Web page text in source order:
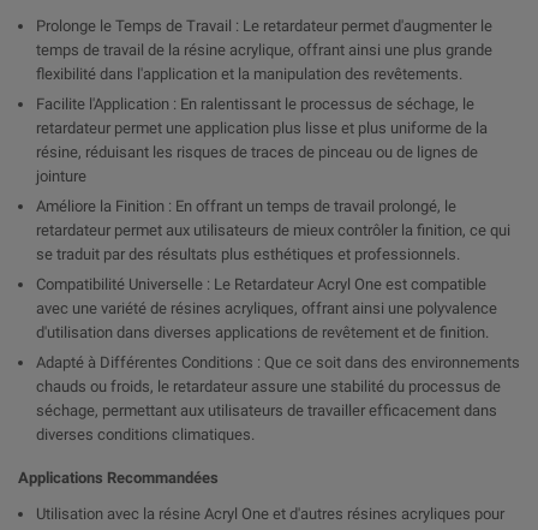
Prolonge le Temps de Travail : Le retardateur permet d'augmenter le
temps de travail de la résine acrylique, offrant ainsi une plus grande
flexibilité dans l'application et la manipulation des revêtements.
Facilite l'Application : En ralentissant le processus de séchage, le
retardateur permet une application plus lisse et plus uniforme de la
résine, réduisant les risques de traces de pinceau ou de lignes de
jointure
Améliore la Finition : En offrant un temps de travail prolongé, le
retardateur permet aux utilisateurs de mieux contrôler la finition, ce qui
se traduit par des résultats plus esthétiques et professionnels.
Compatibilité Universelle : Le Retardateur Acryl One est compatible
avec une variété de résines acryliques, offrant ainsi une polyvalence
d'utilisation dans diverses applications de revêtement et de finition.
Adapté à Différentes Conditions : Que ce soit dans des environnements
chauds ou froids, le retardateur assure une stabilité du processus de
séchage, permettant aux utilisateurs de travailler efficacement dans
diverses conditions climatiques.
Applications Recommandées
Utilisation avec la résine Acryl One et d'autres résines acryliques pour